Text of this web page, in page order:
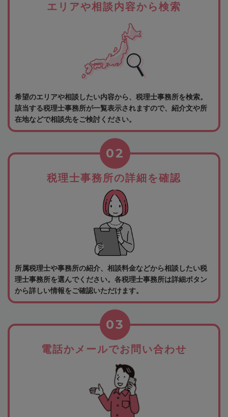
エリアや相談内容から検索
希望のエリアや相談したい内容から、税理士事務所を検索。
該当する税理士事務所が一覧表示されますので、紹介文や所
在地などで相談先をご検討ください。
税理士事務所の詳細を確認
02
所属税理士や事務所の紹介、相談料金などから相談したい税
理士事務所を選んでください。各税理士事務所は詳細ボタン
から詳しい情報をご確認いただけます。
電話かメールでお問い合わせ
03